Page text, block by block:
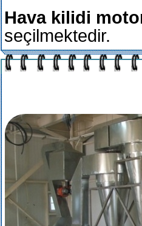
Hava kilidi
seçilmektedir.